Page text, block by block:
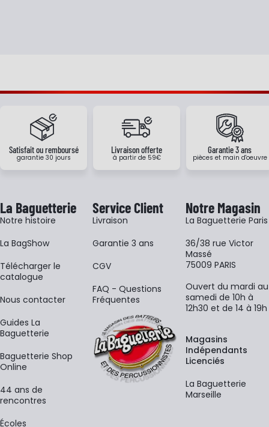
Satisfait ou remboursé
garantie 30 jours
Livraison offerte
à partir de 59€
Garantie 3 ans
pièces et main d'oeuvre
La Baguetterie
Notre histoire
La BagShow
​Télécharger le
catalogue
Nous contacter
Guides La
Baguetterie
Baguetterie Shop
Online
44 ans de
rencontres
Écoles
Service Client
Livraison
Garantie 3 ans
CGV
FAQ - Questions
Fréquentes
Notre Magasin
La Baguetterie Paris
36/38 rue Victor
Massé
75009 PARIS
Ouvert du mardi au
samedi de 10h à
12h30 et de 14 à 19h
Magasins
Indépendants
Licenciés
La Baguetterie
Marseille